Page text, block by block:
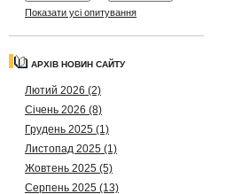
Показати усі опитування
АРХІВ НОВИН САЙТУ
Лютий 2026 (2)
Січень 2026 (8)
Грудень 2025 (1)
Листопад 2025 (1)
Жовтень 2025 (5)
Серпень 2025 (13)